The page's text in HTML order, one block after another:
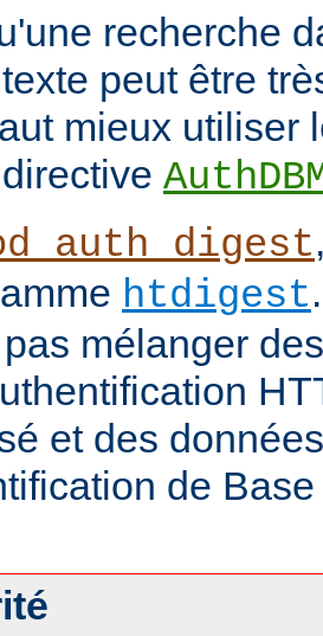
recherche
peut être
mieux utiliser
htdigest
mélanger
et des
de